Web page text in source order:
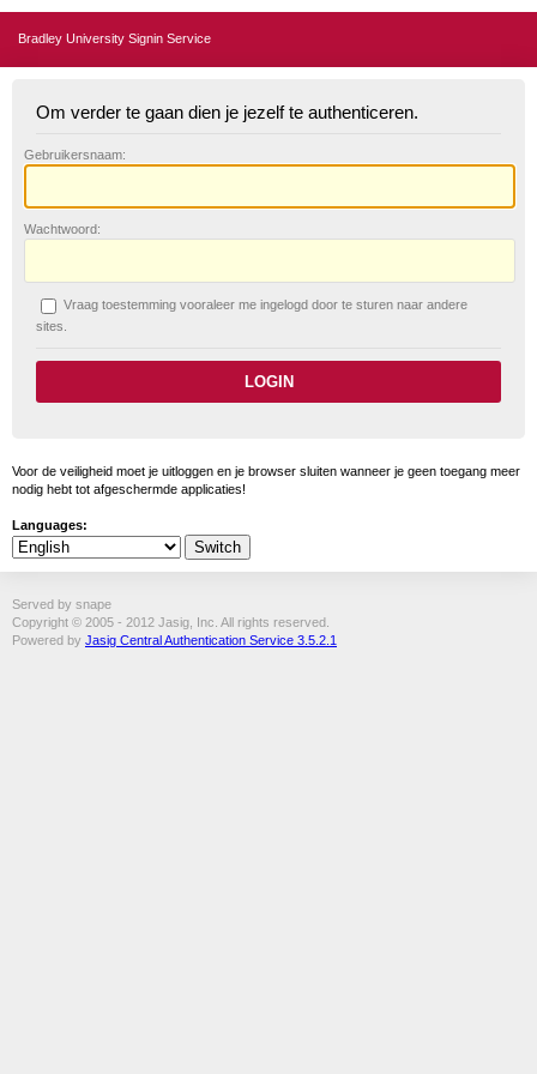
Bradley University Signin Service
Om verder te gaan dien je jezelf te authenticeren.
Gebruikersnaam:
Wachtwoord:
Vraag toestemming vooraleer me ingelogd door te sturen naar andere
sites.
Voor de veiligheid moet je uitloggen en je browser sluiten wanneer je geen toegang meer
nodig hebt tot afgeschermde applicaties!
Languages:
Served by snape
Copyright © 2005 - 2012 Jasig, Inc. All rights reserved.
Powered by Jasig Central Authentication Service 3.5.2.1